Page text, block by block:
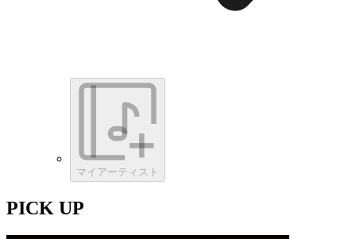
マイアーティスト
PICK UP